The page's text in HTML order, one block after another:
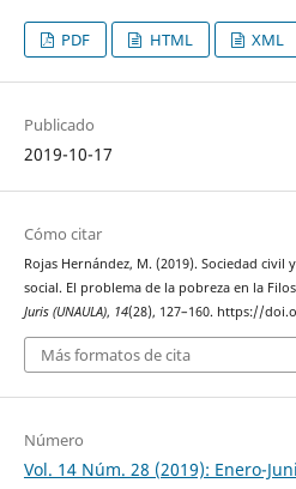
PDF HTML XML
Publicado
2019-10-17
Cómo citar
Rojas Hernández, M. (2019). Sociedad
social. El problema de la pobreza en la
Juris (UNAULA), 14(28), 127–160. https://
Más formatos de cita
Número
Vol. 14 Núm. 28 (2019): Enero-